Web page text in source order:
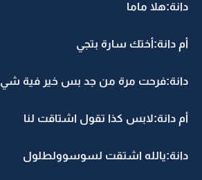
دانة:هلا ماما
أم دانة:أختك سارة بتجي
دانة:فرحت مرة من جد بس خير فية شي
أم دانة:لابس كذا تقول اشتاقت لنا
دانة:يالله اشتقت لسوسوولطلول